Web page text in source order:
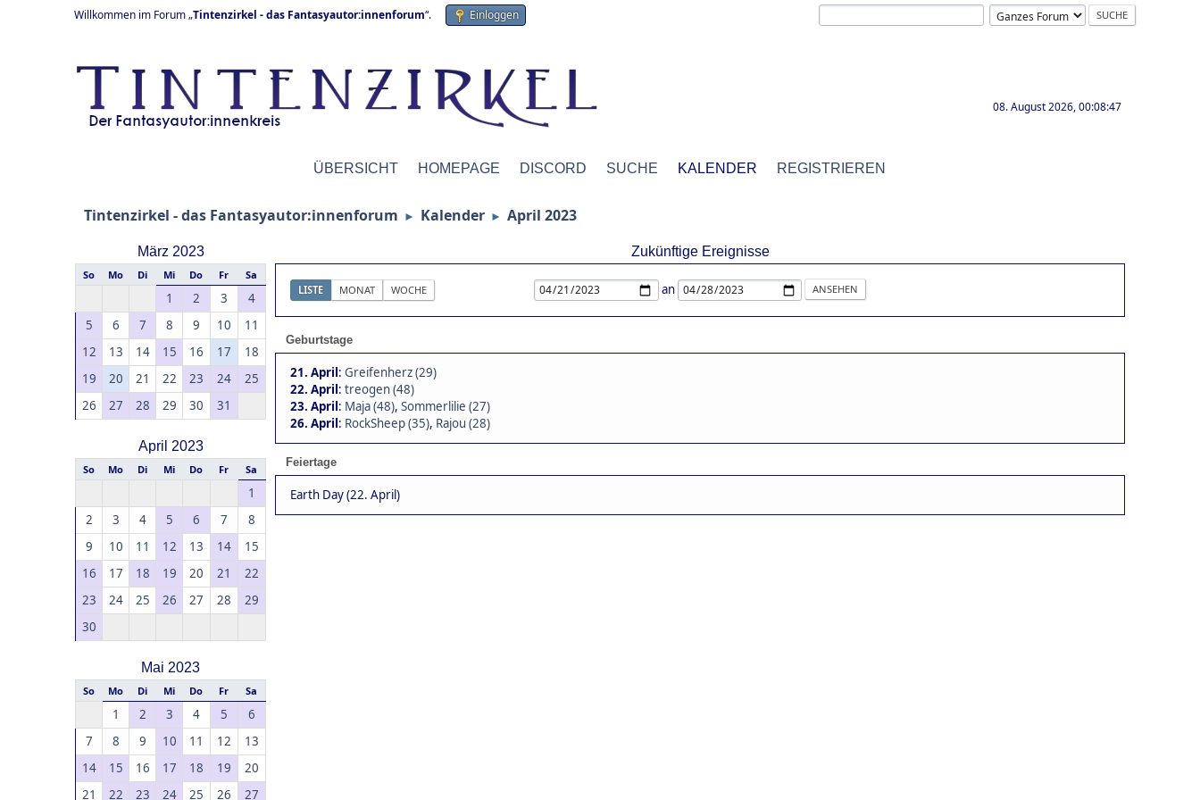
Willkommen im Forum „Tintenzirkel - das Fantasyautor:innenforum“. Einloggen
08. August 2026, 00:08:47
ÜBERSICHT HOMEPAGE DISCORD SUCHE KALENDER REGISTRIEREN
Tintenzirkel - das Fantasyautor:innenforum ► Kalender ► April 2023
März 2023
So Mo Di Mi Do Fr Sa
1 2 3
4
5
6 7 8 9 10
11
12
13 14 15 16 17
18
19
20 21 22 23 24
25
26
27 28 29 30 31
April 2023
So Mo Di Mi Do Fr Sa
1
2
3 4 5 6 7
8
9
10 11 12 13 14
15
16
17 18 19 20 21
22
23
24 25 26 27 28
29
30
Mai 2023
So Mo Di Mi Do Fr Sa
1 2 3 4 5
6
7
8 9 10 11 12
13
14
15 16 17 18 19
20
21
22 23 24 25 26 27
Zukünftige Ereignisse
LISTE MONAT WOCHE an
Geburtstage
21. April: Greifenherz (29)
22. April: treogen (48)
23. April: Maja (48), Sommerlilie (27)
26. April: RockSheep (35), Rajou (28)
Feiertage
Earth Day (22. April)